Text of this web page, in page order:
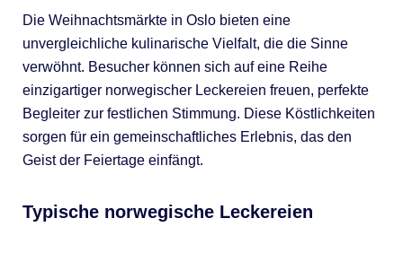
Die Weihnachtsmärkte in Oslo bieten eine
unvergleichliche kulinarische Vielfalt, die die Sinne
verwöhnt. Besucher können sich auf eine Reihe
einzigartiger norwegischer Leckereien freuen, perfekte
Begleiter zur festlichen Stimmung. Diese Köstlichkeiten
sorgen für ein gemeinschaftliches Erlebnis, das den
Geist der Feiertage einfängt.
Typische norwegische Leckereien